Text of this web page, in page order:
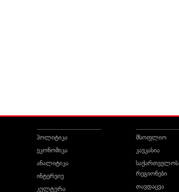
პოლიტიკა
ეკონომიკა
ანალიტიკა
ინტერვიუ
კულტურა
მსოფლიო
კავკასია
საქართველოს
რეგიონები
თავდაცვა